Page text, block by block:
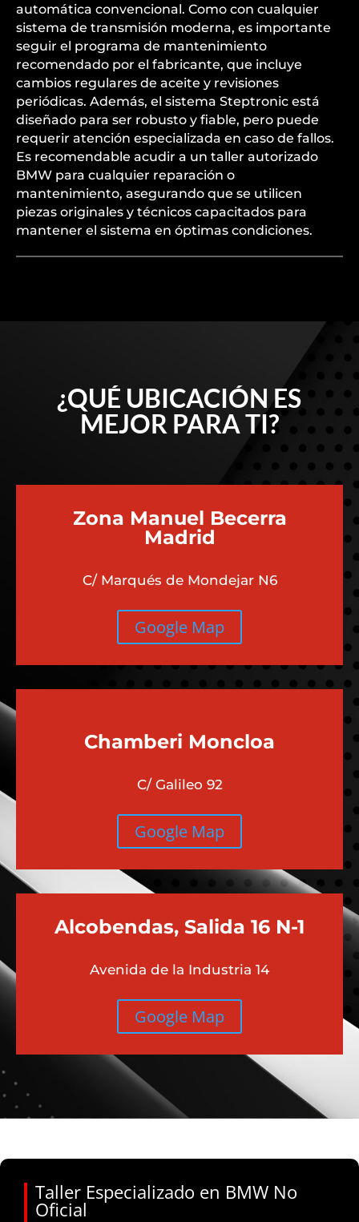
automática convencional. Como con cualquier
sistema de transmisión moderna, es importante
seguir el programa de mantenimiento
recomendado por el fabricante, que incluye
cambios regulares de aceite y revisiones
periódicas. Además, el sistema Steptronic está
diseñado para ser robusto y fiable, pero puede
requerir atención especializada en caso de fallos.
Es recomendable acudir a un taller autorizado
BMW para cualquier reparación o
mantenimiento, asegurando que se utilicen
piezas originales y técnicos capacitados para
mantener el sistema en óptimas condiciones.
¿QUÉ UBICACIÓN ES
MEJOR PARA TI?
Zona Manuel Becerra
Madrid
C/ Marqués de Mondejar N6
Google Map
Chamberi Moncloa
C/ Galileo 92
Google Map
Alcobendas, Salida 16 N-1
Avenida de la Industria 14
Google Map
Taller Especializado en BMW No
Oficial